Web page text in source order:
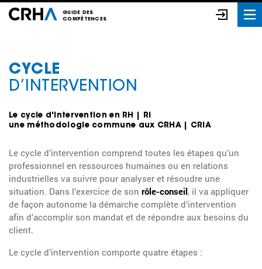
GUIDE DES
COMPÉTENCES
CYCLE
D’INTERVENTION
Le cycle d'intervention en RH | RI
une méthodologie commune aux CRHA | CRIA
Le cycle d’intervention comprend toutes les étapes qu’un
professionnel en ressources humaines ou en relations
industrielles va suivre pour analyser et résoudre une
situation. Dans l’exercice de son rôle-conseil, il va appliquer
de façon autonome la démarche complète d’intervention
afin d’accomplir son mandat et de répondre aux besoins du
client.
Le cycle d’intervention comporte quatre étapes :